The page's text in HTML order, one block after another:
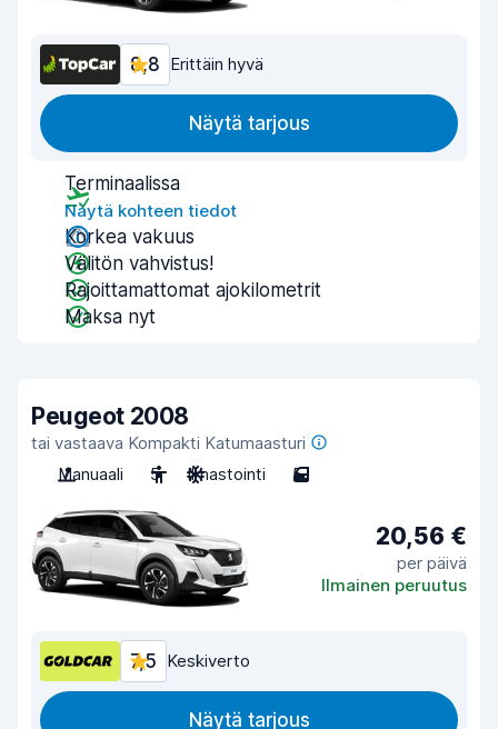
8,8 Erittäin hyvä
Näytä tarjous
Terminaalissa
Näytä kohteen tiedot
Korkea vakuus
Välitön vahvistus!
Rajoittamattomat ajokilometrit
Maksa nyt
Peugeot 2008
tai vastaava Kompakti Katumaasturi
Manuaali
5 Ilmastointi 5
20,56 €
per päivä
Ilmainen peruutus
7,5 Keskiverto
Näytä tarjous